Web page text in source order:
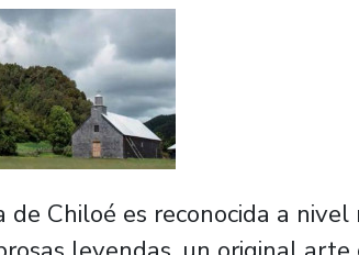
de Chiloé es reconocida a